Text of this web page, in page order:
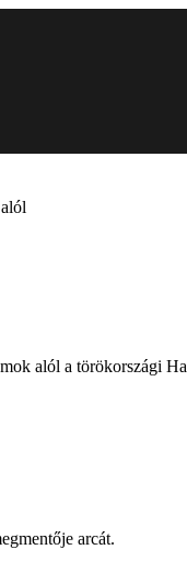
alól a törökországi
arcát.